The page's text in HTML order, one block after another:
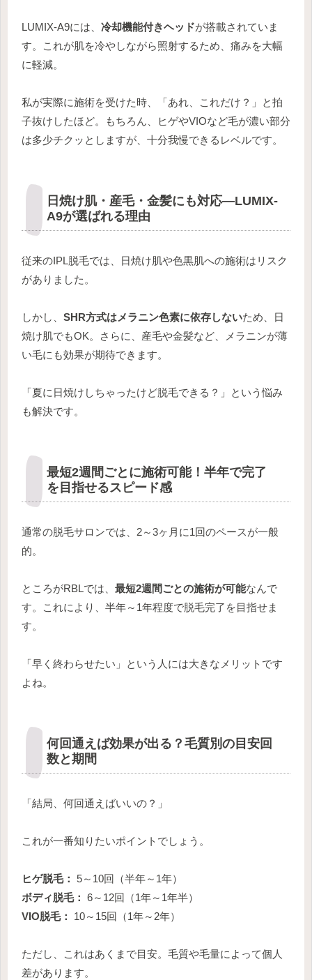
LUMIX-A9には、 冷却機能付きヘッドが搭載されていま
す。これが肌を冷やしながら照射するため、痛みを大幅
に軽減。
私が実際に施術を受けた時、「あれ、これだけ？」と拍
子抜けしたほど。もちろん、ヒゲやVIOなど毛が濃い部分
は多少チクッとしますが、十分我慢できるレベルです。
日焼け肌・産毛・金髪にも対応―LUMIX-
A9が選ばれる理由
従来のIPL脱毛では、日焼け肌や色黒肌への施術はリスク
がありました。
しかし、 SHR方式はメラニン色素に依存しないため、日
焼け肌でもOK。さらに、産毛や金髪など、メラニンが薄
い毛にも効果が期待できます。
「夏に日焼けしちゃったけど脱毛できる？」という悩み
も解決です。
最短2週間ごとに施術可能！半年で完了
を目指せるスピード感
通常の脱毛サロンでは、2～3ヶ月に1回のペースが一般
的。
ところがRBLでは、 最短2週間ごとの施術が可能なんで
す。これにより、半年～1年程度で脱毛完了を目指せま
す。
「早く終わらせたい」という人には大きなメリットです
よね。
何回通えば効果が出る？毛質別の目安回
数と期間
「結局、何回通えばいいの？」
これが一番知りたいポイントでしょう。
ヒゲ脱毛： 5～10回（半年～1年）
ボディ脱毛： 6～12回（1年～1年半）
VIO脱毛：
10～15回（1年～2年）
ただし、これはあくまで目安。毛質や毛量によって個人
差があります。